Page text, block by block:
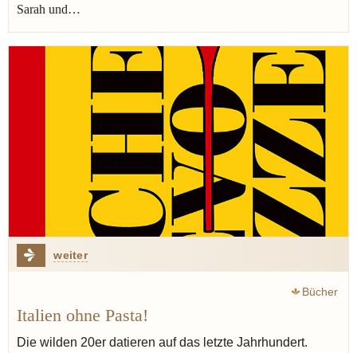
Sarah und…
weiter
Bücher
Italien ohne Pasta!
Die wilden 20er datieren auf das letzte Jahrhundert.